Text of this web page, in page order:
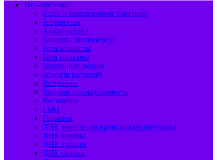
Тест-системы
E.coli и колиформные бактерии
Аллергены
Антибиотики
Бациллы эхиноцереус
Бета-агонисты
Бета-глюканы
Биогенные амины
Болезни растений
Вибрионы
Видовая принадлежность
Витамины
ГМО
Гормоны
ДНК животного происхождения (vegan)
ДНК коровы
ДНК курицы
ДНК свиньи